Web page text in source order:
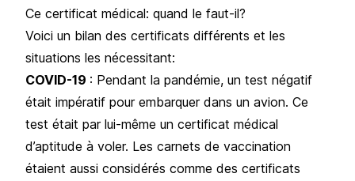
Ce certificat médical: quand le faut-il?
Voici un bilan des certificats différents et les
situations les nécessitant:
COVID-19 : Pendant la pandémie, un test négatif
était impératif pour embarquer dans un avion. Ce
test était par lui-même un certificat médical
d’aptitude à voler. Les carnets de vaccination
étaient aussi considérés comme des certificats